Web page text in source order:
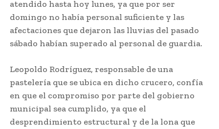
atendido hasta hoy lunes, ya que por ser
domingo no había personal suficiente y las
afectaciones que dejaron las lluvias del pasado
sábado habían superado al personal de guardia.
Leopoldo Rodríguez, responsable de una
pastelería que se ubica en dicho crucero, confía
en que el compromiso por parte del gobierno
municipal sea cumplido, ya que el
desprendimiento estructural y de la lona que